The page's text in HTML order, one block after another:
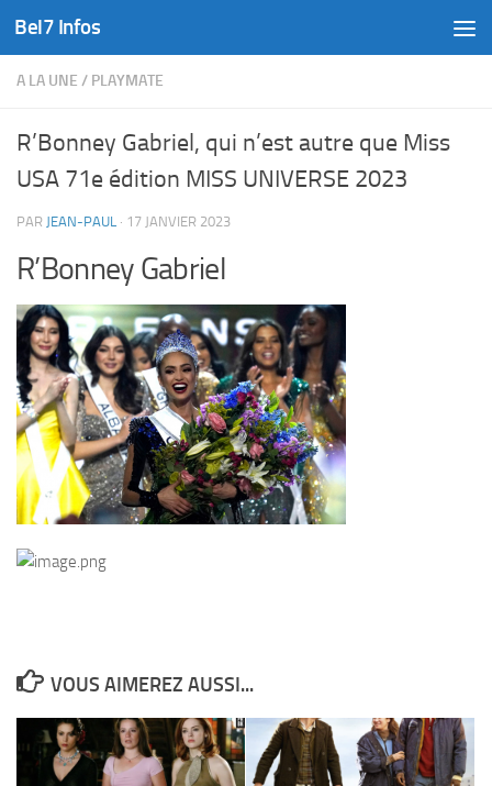
Skip to content
Bel7 Infos
A LA UNE / PLAYMATE
R’Bonney Gabriel, qui n’est autre que Miss
USA 71e édition MISS UNIVERSE 2023
PAR JEAN-PAUL · 17 JANVIER 2023
R’Bonney Gabriel
VOUS AIMEREZ AUSSI...